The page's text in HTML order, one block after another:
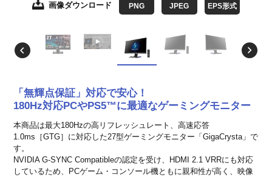
画像ダウンロード PNG JPEG EPS形式
画像ダウンロード EPS形式
画像ダウンロード EPS形式
画像ダウンロード EPS形式
画像ダウンロード EPS形式
画像ダウンロード EPS形式
画像ダウンロード EPS形式
画像ダウンロード EPS形式
「無輝点保証」対応で安心！
180Hz対応PCやPS5™に最適なゲーミングモニター
本商品は最大180Hzの高リフレッシュレート、高速応答
1.0ms［GTG］に対応した27型ゲーミングモニター「GigaCrysta」で
す。
NVIDIA G-SYNC Compatibleの認定を受け、HDMI 2.1 VRRにも対応
しているため、PCゲーム・コンソール機ともに親和性が高く、映像